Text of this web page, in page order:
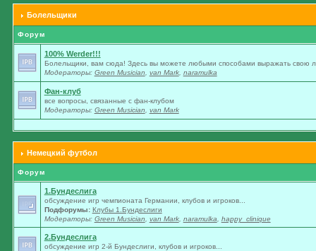
Болельщики
Форум
100% Werder!!!
Болельщики, вам сюда! Здесь вы можете любыми способами выражать свою
Модераторы: Green Musician van Mark, naramulka
Фан-клуб
все вопросы, связанные с фан-клубом
Модераторы: Green Musician van Mark
Немецкий футбол
Форум
1.Бундеслига
обсуждение игр чемпионата Германии, клубов и игроков...
Подфорумы: Клубы 1.Бундеслиги
Модераторы: Green Musician van Mark, naramulka happy_clinique
2.Бундеслига
обсуждение игр 2-й Бундеслиги, клубов и игроков...